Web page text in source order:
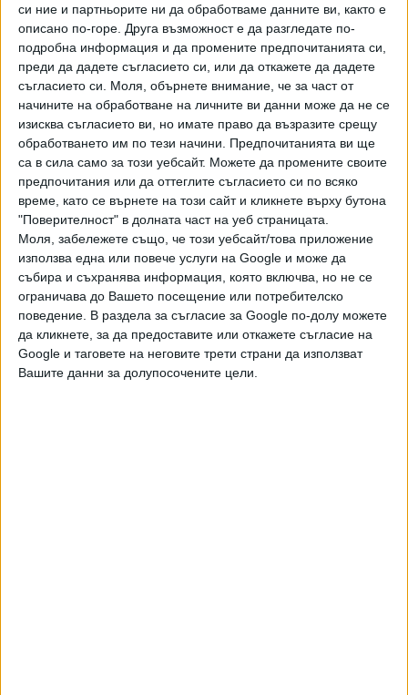
си ние и партньорите ни да обработваме данните ви, както е
описано по-горе. Друга възможност е да разгледате по-
подробна информация и да промените предпочитанията си,
преди да дадете съгласието си, или да откажете да дадете
съгласието си.
Моля, обърнете внимание, че за част от
начините на обработване на личните ви данни може да не се
изисква съгласието ви, но имате право да възразите срещу
обработването им по тези начини. Предпочитанията ви ще
са в сила само за този уебсайт. Можете да промените своите
предпочитания или да оттеглите съгласието си по всяко
време, като се върнете на този сайт и кликнете върху бутона
"Поверителност" в долната част на уеб страницата.
Моля, забележете също, че този уебсайт/това приложение
използва една или повече услуги на Google и може да
събира и съхранява информация, която включва, но не се
ограничава до Вашето посещение или потребителско
поведение. В раздела за съгласие за Google по-долу можете
да кликнете, за да предоставите или откажете съгласие на
Google и таговете на неговите трети страни да използват
Вашите данни за долупосочените цели.
ПОСЛЕ Разгледай всички
Хавайската Богородица заплака с фентанилови сълзи
Видео Разгледай всички